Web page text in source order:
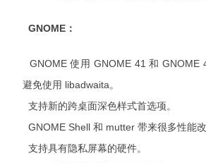
GNOME：
GNOME 使用 GNOME 41 和 GNOME
避免使用 libadwaita。
支持新的跨桌面深色样式首选项。
GNOME Shell 和 mutter 带来很多性能改
支持具有隐私屏幕的硬件。